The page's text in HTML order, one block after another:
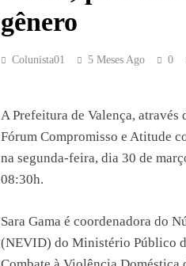
gênero
Colunista01 5 Meses Ago 0
A Prefeitura de Valença, através
Fórum Compromisso e Atitude
na segunda-feira, dia 30 de
08:30h.
Sara Gama é coordenadora do
(NEVID) do Ministério Público